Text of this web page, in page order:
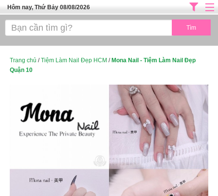
Hôm nay, Thứ Bảy 08/08/2026
Trang chủ
SPA TPHCM
Thể Dục Thẩm Mỹ
TOP SÀI GÒN
Dịch Vụ Y Tế
Trang chủ /Tiệm Làm Nail Đẹp HCM / Mona Nail - Tiệm Làm Nail Đẹp
Quận 10